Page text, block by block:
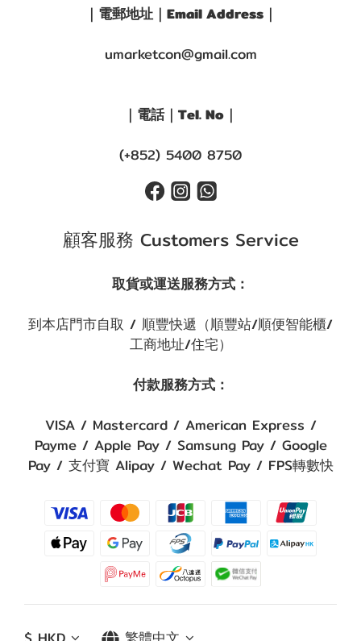
｜電郵地址｜Email Address｜
umarketcon@gmail.com
｜電話｜Tel. No｜
(+852) 5400 8750
顧客服務 Customers Service
取貨或運送服務方式：
到本店門市自取 / 順豐快遞（順豐站/順便智能櫃/
工商地址/住宅）
付款服務方式：
VISA / Mastercard / American Express /
Payme / Apple Pay / Samsung Pay / Google
Pay / 支付寶 Alipay / Wechat Pay / FPS轉數快